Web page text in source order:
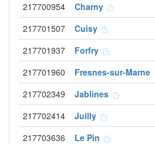
217700954
Charny
217701507 Cuisy
217701937 Forfry
217701960 Fresnes-sur-Marne
217702349 Jablines
217702414 Juilly
217703636 Le Pin